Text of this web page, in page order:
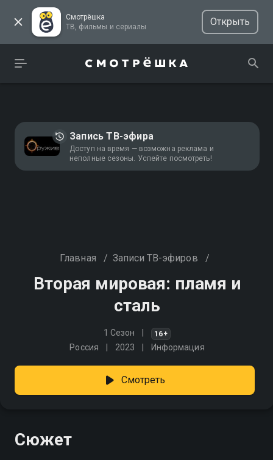
Смотрёшка
ТВ, фильмы и сериалы
Открыть
Запись ТВ-эфира
Доступ на время — возможна реклама и
неполные сезоны. Успейте посмотреть!
Главная / Записи ТВ-эфиров /
Вторая мировая: пламя и
сталь
1 Сезон 16+
Россия 2023 Информация
Смотреть
Сюжет